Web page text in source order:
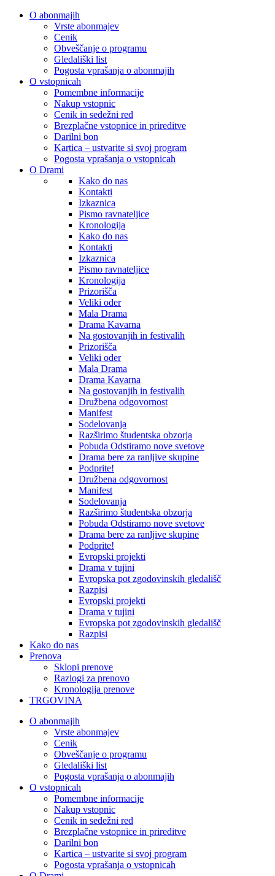
O abonmajih
Vrste abonmajev
Cenik
Obveščanje o programu
Gledališki list
Pogosta vprašanja o abonmajih
O vstopnicah
Pomembne informacije
Nakup vstopnic
Cenik in sedežni red
Brezplačne vstopnice in prireditve
Darilni bon
Kartica – ustvarite si svoj program
Pogosta vprašanja o vstopnicah
O Drami
Kako do nas
Kontakti
Izkaznica
Pismo ravnateljice
Kronologija
Kako do nas
Kontakti
Izkaznica
Pismo ravnateljice
Kronologija
Prizorišča
Veliki oder
Mala Drama
Drama Kavarna
Na gostovanjih in festivalih
Prizorišča
Veliki oder
Mala Drama
Drama Kavarna
Na gostovanjih in festivalih
Družbena odgovornost
Manifest
Sodelovanja
Razširimo študentska obzorja
Pobuda Odstiramo nove svetove
Drama bere za ranljive skupine
Podprite!
Družbena odgovornost
Manifest
Sodelovanja
Razširimo študentska obzorja
Pobuda Odstiramo nove svetove
Drama bere za ranljive skupine
Podprite!
Evropski projekti
Drama v tujini
Evropska pot zgodovinskih gledališč
Razpisi
Evropski projekti
Drama v tujini
Evropska pot zgodovinskih gledališč
Razpisi
Kako do nas
Prenova
Sklopi prenove
Razlogi za prenovo
Kronologija prenove
TRGOVINA
O abonmajih
Vrste abonmajev
Cenik
Obveščanje o programu
Gledališki list
Pogosta vprašanja o abonmajih
O vstopnicah
Pomembne informacije
Nakup vstopnic
Cenik in sedežni red
Brezplačne vstopnice in prireditve
Darilni bon
Kartica – ustvarite si svoj program
Pogosta vprašanja o vstopnicah